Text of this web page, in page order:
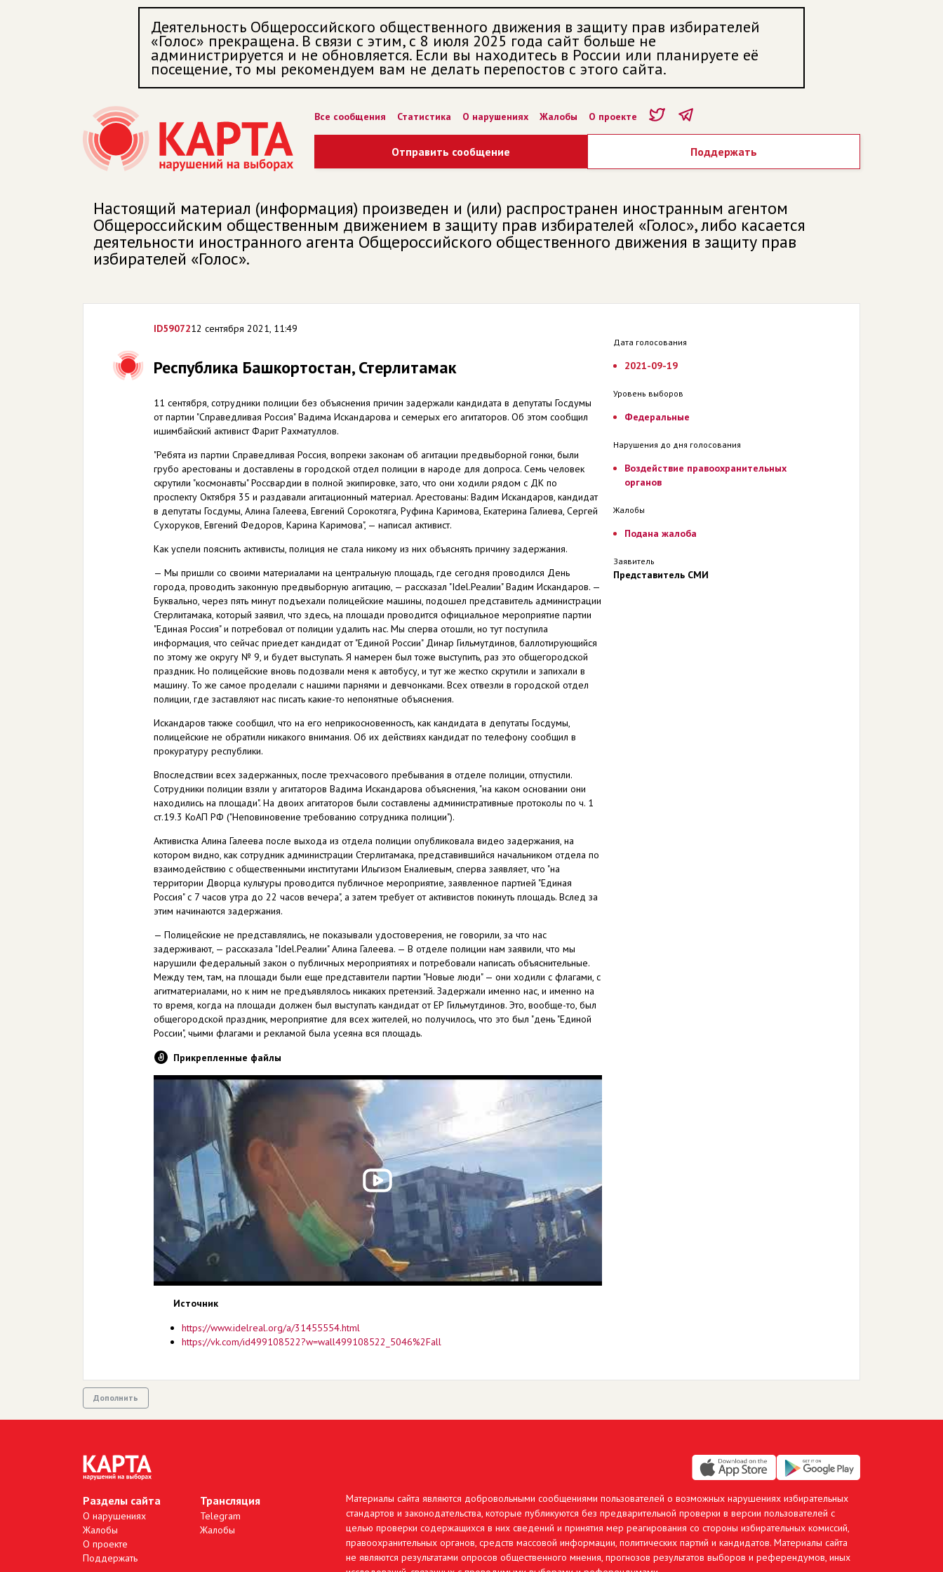
Деятельность Общероссийского общественного движения в защиту прав избирателей
«Голос» прекращена. В связи с этим, с 8 июля 2025 года сайт больше не
администрируется и не обновляется. Если вы находитесь в России или планируете её
посещение, то мы рекомендуем вам не делать перепостов с этого сайта.
Все сообщения Статистика О нарушениях Жалобы О проекте
Отправить сообщение Поддержать
Настоящий материал (информация) произведен и (или) распространен иностранным агентом
Общероссийским общественным движением в защиту прав избирателей «Голос», либо касается
деятельности иностранного агента Общероссийского общественного движения в защиту прав
избирателей «Голос».
ID5907212 сентября 2021, 11:49
Республика Башкортостан, Стерлитамак
11 сентября, сотрудники полиции без объяснения причин задержали кандидата в депутаты Госдумы
от партии "Справедливая Россия" Вадима Искандарова и семерых его агитаторов. Об этом сообщил
ишимбайский активист Фарит Рахматуллов.
"Ребята из партии Справедливая Россия, вопреки законам об агитации предвыборной гонки, были
грубо арестованы и доставлены в городской отдел полиции в народе для допроса. Семь человек
скрутили "космонавты" Россвардии в полной экипировке, зато, что они ходили рядом с ДК по
проспекту Октября 35 и раздавали агитационный материал. Арестованы: Вадим Искандаров, кандидат
в депутаты Госдумы, Алина Галеева, Евгений Сорокотяга, Руфина Каримова, Екатерина Галиева, Сергей
Сухоруков, Евгений Федоров, Карина Каримова", — написал активист.
Как успели пояснить активисты, полиция не стала никому из них объяснять причину задержания.
— Мы пришли со своими материалами на центральную площадь, где сегодня проводился День
города, проводить законную предвыборную агитацию, — рассказал "Idel.Реалии" Вадим Искандаров. —
Буквально, через пять минут подъехали полицейские машины, подошел представитель администрации
Стерлитамака, который заявил, что здесь, на площади проводится официальное мероприятие партии
"Единая Россия" и потребовал от полиции удалить нас. Мы сперва отошли, но тут поступила
информация, что сейчас приедет кандидат от "Единой России" Динар Гильмутдинов, баллотирующийся
по этому же округу № 9, и будет выступать. Я намерен был тоже выступить, раз это общегородской
праздник. Но полицейские вновь подозвали меня к автобусу, и тут же жестко скрутили и запихали в
машину. То же самое проделали с нашими парнями и девчонками. Всех отвезли в городской отдел
полиции, где заставляют нас писать какие-то непонятные объяснения.
Искандаров также сообщил, что на его неприкосновенность, как кандидата в депутаты Госдумы,
полицейские не обратили никакого внимания. Об их действиях кандидат по телефону сообщил в
прокуратуру республики.
Впоследствии всех задержанных, после трехчасового пребывания в отделе полиции, отпустили.
Сотрудники полиции взяли у агитаторов Вадима Искандарова объяснения, "на каком основании они
находились на площади". На двоих агитаторов были составлены административные протоколы по ч. 1
ст.19.3 КоАП РФ ("Неповиновение требованию сотрудника полиции").
Активистка Алина Галеева после выхода из отдела полиции опубликовала видео задержания, на
котором видно, как сотрудник администрации Стерлитамака, представившийся начальником отдела по
взаимодействию с общественными институтами Ильгизом Еналиевым, сперва заявляет, что "на
территории Дворца культуры проводится публичное мероприятие, заявленное партией "Единая
Россия" с 7 часов утра до 22 часов вечера", а затем требует от активистов покинуть площадь. Вслед за
этим начинаются задержания.
— Полицейские не представлялись, не показывали удостоверения, не говорили, за что нас
задерживают, — рассказала "Idel.Реалии" Алина Галеева. — В отделе полиции нам заявили, что мы
нарушили федеральный закон о публичных мероприятиях и потребовали написать объяснительные.
Между тем, там, на площади были еще представители партии "Новые люди" — они ходили с флагами, с
агитматериалами, но к ним не предъявлялось никаких претензий. Задержали именно нас, и именно на
то время, когда на площади должен был выступать кандидат от ЕР Гильмутдинов. Это, вообще-то, был
общегородской праздник, мероприятие для всех жителей, но получилось, что это был "день "Единой
России", чьими флагами и рекламой была усеяна вся площадь.
Прикрепленные файлы
Источник
https://www.idelreal.org/a/31455554.html
https://vk.com/id499108522?w=wall499108522_5046%2Fall
Дата голосования
2021-09-19
Уровень выборов
Федеральные
Нарушения до дня голосования
Воздействие правоохранительных
органов
Жалобы
Подана жалоба
Заявитель
Представитель СМИ
Дополнить
Разделы сайта
О нарушениях
Жалобы
О проекте
Поддержать
Трансляция
Telegram
Жалобы
Материалы сайта являются добровольными сообщениями пользователей о возможных нарушениях избирательных
стандартов и законодательства, которые публикуются без предварительной проверки в версии пользователей с
целью проверки содержащихся в них сведений и принятия мер реагирования со стороны избирательных комиссий,
правоохранительных органов, средств массовой информации, политических партий и кандидатов. Материалы сайта
не являются результатами опросов общественного мнения, прогнозов результатов выборов и референдумов, иных